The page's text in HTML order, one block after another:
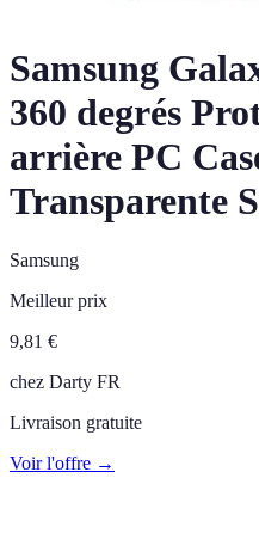
Samsung
360 degrés
arrière PC
Transparente
Samsung
Meilleur prix
9,81 €
chez Darty FR
Livraison gratuite
Voir l'offre →